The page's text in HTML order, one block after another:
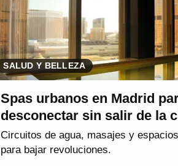
SALUD Y BELLEZA
Spas urbanos en Madrid
desconectar sin salir de la
Circuitos de agua, masajes y
para bajar revoluciones.